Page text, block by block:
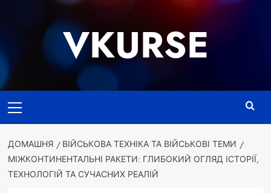
VKURSE
меню
ДОМАШНЯ
ВІЙСЬКОВА ТЕХНІКА ТА ВІЙСЬКОВІ ТЕМИ
МІЖКОНТИНЕНТАЛЬНІ РАКЕТИ: ГЛИБОКИЙ ОГЛЯД ІСТОРІЇ,
ТЕХНОЛОГІЙ ТА СУЧАСНИХ РЕАЛІЙ